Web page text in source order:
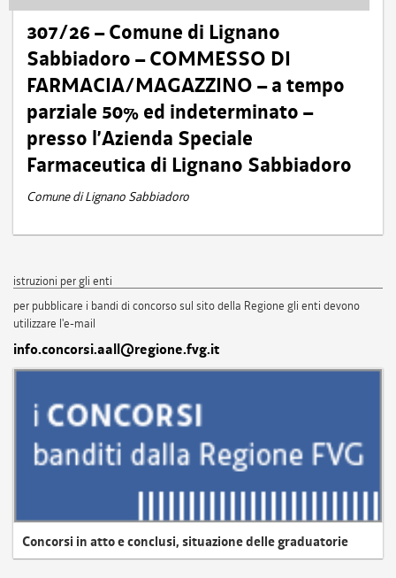
307/26 – Comune di Lignano
Sabbiadoro – COMMESSO DI
FARMACIA/MAGAZZINO – a tempo
parziale 50% ed indeterminato –
presso l’Azienda Speciale
Farmaceutica di Lignano Sabbiadoro
Comune di Lignano Sabbiadoro
istruzioni per gli enti
per pubblicare i bandi di concorso sul sito della Regione gli enti devono
utilizzare l'e-mail
info.concorsi.aall@regione.fvg.it
Concorsi in atto e conclusi, situazione delle graduatorie